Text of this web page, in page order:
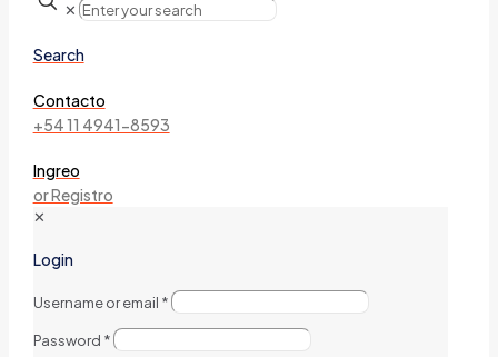
✕
Search
Contacto
+54 11 4941-8593
Ingreo
or Registro
✕
Login
Username or email *
Password *